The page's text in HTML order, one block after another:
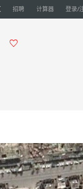
招聘 计算器 登录/
